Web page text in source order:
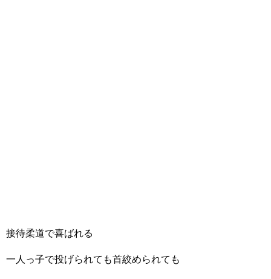
接待柔道で喜ばれる
一人っ子で投げられても首絞められても